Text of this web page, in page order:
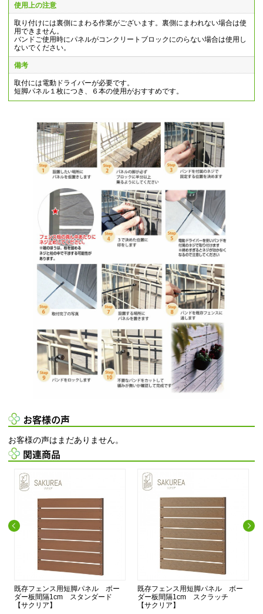
使用上の注意
取り付けには裏側にまわる作業がございます。裏側にまわれない場合は使
用できません。
バンドご使用時にパネルがコンクリートブロックにのらない場合は使用し
ないでください。
備考
取付には電動ドライバーが必要です。
短脚パネル１枚につき、６本の使用がおすすめです。
お客様の声
お客様の声はまだありません。
関連商品
既存フェンス用短脚パネル ボー
ダー板間隔1cm スタンダード
【サクリア】
既存フェンス用短脚パネル ボー
ダー板間隔1cm スクラッチ
【サクリア】